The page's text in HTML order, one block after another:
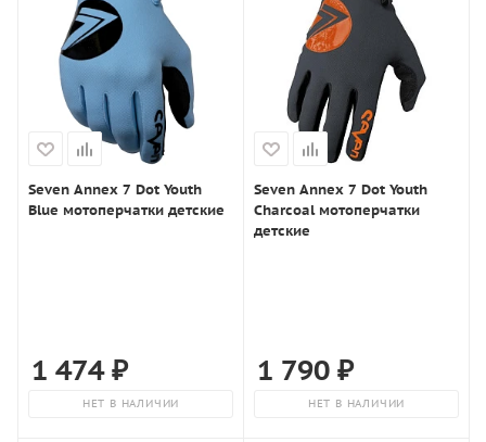
Seven Annex 7 Dot Youth
Blue мотоперчатки детские
1 474₽
НЕТ В НАЛИЧИИ
Seven Annex 7 Dot Youth
Charcoal мотоперчатки
детские
1 790 ₽
НЕТ В НАЛИЧИИ